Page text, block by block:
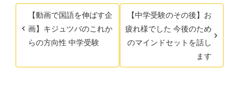
【動画で国語を伸ばす企
画】キジュツバのこれか
らの方向性 中学受験
【中学受験のその後】お
疲れ様でした 今後のため
のマインドセットを話し
ます